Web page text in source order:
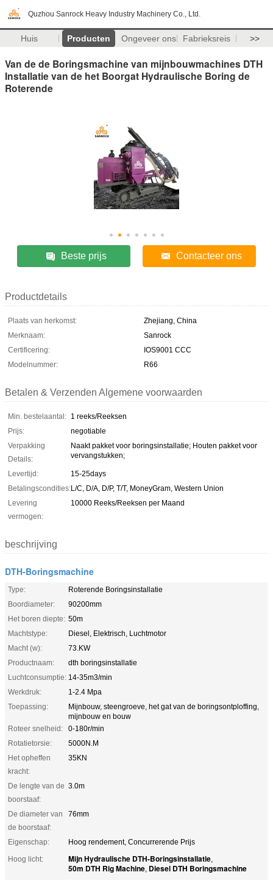
Quzhou Sanrock Heavy Industry Machinery Co., Ltd.
Huis Producten Ongeveer ons Fabrieksreis >>
Van de de Boringsmachine van mijnbouwmachines DTH
Installatie van de het Boorgat Hydraulische Boring de
Roterende
Beste prijs Contacteer ons
Productdetails
Plaats van herkomst:
Zhejiang, China
Merknaam:
Sanrock
Certificering:
IOS9001 CCC
Modelnummer:
R66
Betalen & Verzenden Algemene voorwaarden
Min. bestelaantal: 1 reeks/Reeksen
Prijs:
negotiable
Verpakking
Details:
Naakt pakket voor boringsinstallatie; Houten pakket voor
vervangstukken;
Levertijd:
15-25days
Betalingscondities:L/C, D/A, D/P, T/T, MoneyGram, Western Union
Levering
vermogen:
10000 Reeks/Reeksen per Maand
beschrijving
DTH-Boringsmachine
Type:
Roterende Boringsinstallatie
Boordiameter:
90200mm
Het boren diepte: 50m
Machtstype:
Diesel, Elektrisch, Luchtmotor
Macht (w):
73.KW
Productnaam:
dth boringsinstallatie
Luchtconsumptie: 14-35m3/min
Werkdruk:
1-2.4 Mpa
Toepassing:
Mijnbouw, steengroeve, het gat van de boringsontploffing,
mijnbouw en bouw
Roteer snelheid:
0-180r/min
Rotatietorsie:
5000N.M
Het opheffen
kracht:
35KN
De lengte van de
boorstaaf:
3.0m
De diameter van
de boorstaaf:
76mm
Eigenschap:
Hoog rendement, Concurrerende Prijs
Hoog licht:
Mijn Hydraulische DTH-Boringsinstallatie,
50m DTH Rig Machine, Diesel DTH Boringsmachine